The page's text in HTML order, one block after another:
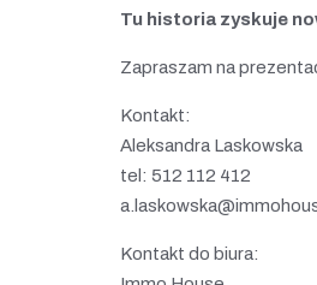
Tu historia zyskuje
Zapraszam na
Kontakt:
Aleksandra Laskowska
tel: 512 112 412
Kontakt do biura: